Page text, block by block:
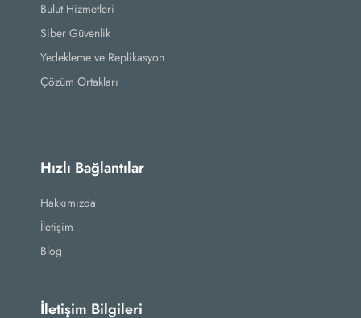
Bulut Hizmetleri
Siber Güvenlik
Yedekleme ve Replikasyon
Çözüm Ortakları
Hızlı Bağlantılar
Hakkımızda
İletişim
Blog
İletişim Bilgileri